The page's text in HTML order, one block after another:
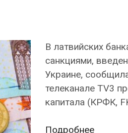
В латвийских
санкциями,
Украине,
телеканале TV3
капитала (КРФК,
ПодробнееВ